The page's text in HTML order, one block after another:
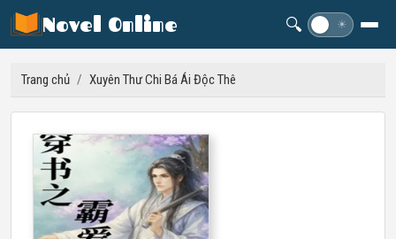
Novel Online 🔍 ☀
Trang chủ / Xuyên Thư Chi Bá Ái Độc Thê